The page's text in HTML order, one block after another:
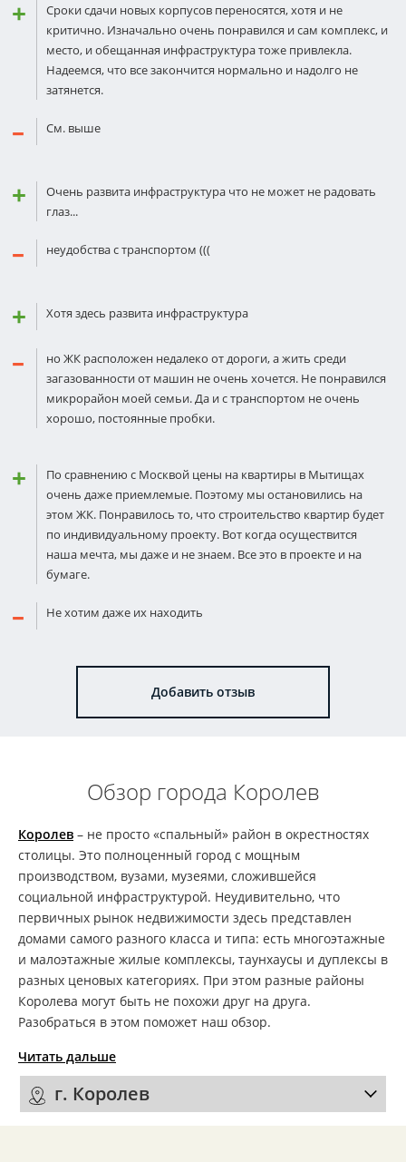
Сроки сдачи новых корпусов переносятся, хотя и не
критично. Изначально очень понравился и сам комплекс, и
место, и обещанная инфраструктура тоже привлекла.
Надеемся, что все закончится нормально и надолго не
затянется.
См. выше
Очень развита инфраструктура что не может не радовать
глаз...
неудобства с транспортом (((
Хотя здесь развита инфраструктура
но ЖК расположен недалеко от дороги, а жить среди
загазованности от машин не очень хочется. Не понравился
микрорайон моей семьи. Да и с транспортом не очень
хорошо, постоянные пробки.
По сравнению с Москвой цены на квартиры в Мытищах
очень даже приемлемые. Поэтому мы остановились на
этом ЖК. Понравилось то, что строительство квартир будет
по индивидуальному проекту. Вот когда осуществится
наша мечта, мы даже и не знаем. Все это в проекте и на
бумаге.
Не хотим даже их находить
Добавить отзыв
Обзор города Королев
Королев – не просто «спальный» район в окрестностях
столицы. Это полноценный город с мощным
производством, вузами, музеями, сложившейся
социальной инфраструктурой. Неудивительно, что
первичных рынок недвижимости здесь представлен
домами самого разного класса и типа: есть многоэтажные
и малоэтажные жилые комплексы, таунхаусы и дуплексы в
разных ценовых категориях. При этом разные районы
Королева могут быть не похожи друг на друга.
Разобраться в этом поможет наш обзор.
Читать дальше
г. Королев